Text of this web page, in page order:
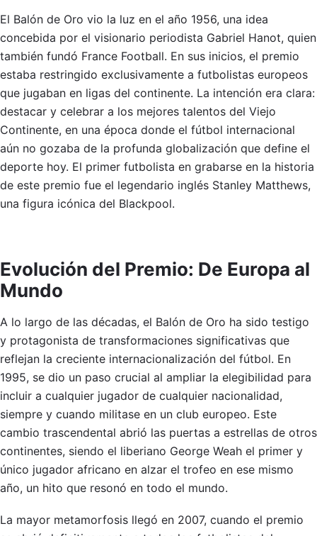
El Balón de Oro vio la luz en el año 1956, una idea
concebida por el visionario periodista Gabriel Hanot, quien
también fundó France Football. En sus inicios, el premio
estaba restringido exclusivamente a futbolistas europeos
que jugaban en ligas del continente. La intención era clara:
destacar y celebrar a los mejores talentos del Viejo
Continente, en una época donde el fútbol internacional
aún no gozaba de la profunda globalización que define el
deporte hoy. El primer futbolista en grabarse en la historia
de este premio fue el legendario inglés Stanley Matthews,
una figura icónica del Blackpool.
Evolución del Premio: De Europa al
Mundo
A lo largo de las décadas, el Balón de Oro ha sido testigo
y protagonista de transformaciones significativas que
reflejan la creciente internacionalización del fútbol. En
1995, se dio un paso crucial al ampliar la elegibilidad para
incluir a cualquier jugador de cualquier nacionalidad,
siempre y cuando militase en un club europeo. Este
cambio trascendental abrió las puertas a estrellas de otros
continentes, siendo el liberiano George Weah el primer y
único jugador africano en alzar el trofeo en ese mismo
año, un hito que resonó en todo el mundo.
La mayor metamorfosis llegó en 2007, cuando el premio